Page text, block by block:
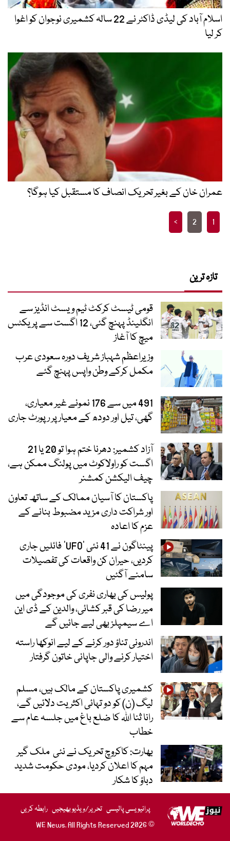
اسلام آباد کی لیڈی ڈاکٹر نے 22 سالہ کشمیری نوجوان کو اغوا
کر لیا
عمران خان کے بغیر تحریک انصاف کا مستقبل کیا ہوگا؟
Posts
pagination
1
2
>
تازہ ترین
قومی ٹیسٹ کرکٹ ٹیم ویسٹ انڈیز سے
انگلینڈ پہنچ گئی، 12 اگست سے پریکٹس
میچ کا آغاز
وزیراعظم شہباز شریف دورہ سعودی عرب
مکمل کرکے وطن واپس پہنچ گئے
491 میں سے 176 نمونے غیر معیاری،
گھی، تیل اور دودھ کے معیار پر رپورٹ جاری
آزاد کشمیر: دھرنا ختم ہوا تو 20 یا 21
اگست کو راولاکوٹ میں پولنگ ممکن ہے،
چیف الیکشن کمشنر
پاکستان کا آسیان ممالک کے ساتھ تعاون
اور شراکت داری مزید مضبوط بنانے کے
عزم کا اعادہ
پینٹاگون نے 41 نئی ’UFO‘ فائلیں جاری
کردیں، حیران کن واقعات کی تفصیلات
سامنے آگئیں
پولیس کی بھاری نفری کی موجودگی میں
میر رضا کی قبر کشائی، والدین کے ڈی این
اے سیمپلز بھی لیے جائیں گے
اندرونی تناؤ دور کرنے کے لیے انوکھا راستہ
اختیار کرنے والی جاپانی خاتون گرفتار
کشمیری پاکستان کے مالک ہیں، مسلم
لیگ (ن) کو دو تہائی اکثریت دلائیں گے،
رانا ثنا اللہ کا ضلع باغ میں جلسہ عام سے
خطاب
بھارت: کاکروچ تحریک نے نئی ملک گیر
مہم کا اعلان کردیا، مودی حکومت شدید
دباؤ کا شکار
پرائیویسی پالیسی تحریر/ویڈیو بھیجیں رابطہ کریں
© 2026 WE News. All Rights Reserved